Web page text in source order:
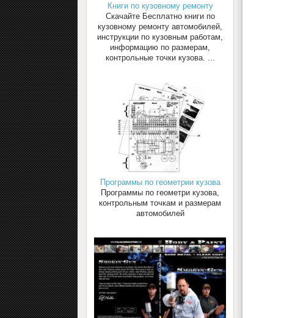
Книги по кузовному ремонту
Скачайте Бесплатно книги по
кузовному ремонту автомобилей,
инструкции по кузовным работам,
информацию по размерам,
контрольные точки кузова. ...
Программы по геометрии кузова
Программы по геометри кузова,
контрольным точкам и размерам
автомобилей